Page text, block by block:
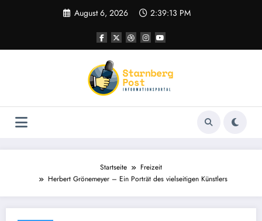
August 6, 2026 2:39:14 PM
Startseite
Freizeit
Herbert Grönemeyer – Ein Porträt des vielseitigen Künstlers